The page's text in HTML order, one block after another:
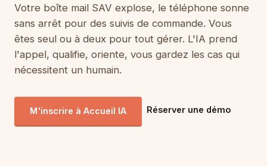
Votre boîte mail SAV explose, le téléphone sonne
sans arrêt pour des suivis de commande. Vous
êtes seul ou à deux pour tout gérer. L'IA prend
l'appel, qualifie, oriente, vous gardez les cas qui
nécessitent un humain.
M'inscrire à Accueil IA Réserver une démo